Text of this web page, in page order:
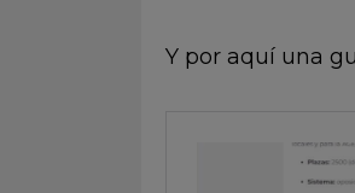
Y por aquí una